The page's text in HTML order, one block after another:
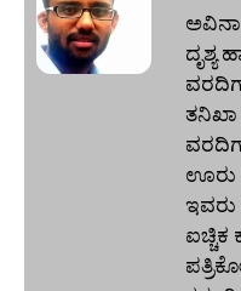
ಊರು
ಇವರು
ಐಚ್ಚಿಕ